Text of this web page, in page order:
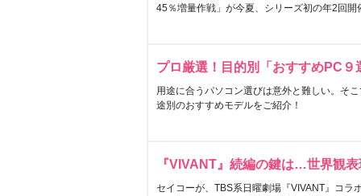
45％増量作戦」が今夏、シリーズ初の年2回開
プロ厳選！目的別「おすすめPC９
用途に合うパソコン選びは意外と難しい。そ
途別のおすすめモデルをご紹介！
『VIVANT』続編の鍵は…世界観
セイコーが、TBS系日曜劇場『VIVANT』コラ